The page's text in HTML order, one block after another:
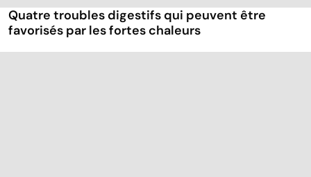
Quatre troubles digestifs qui peuvent être
favorisés par les fortes chaleurs